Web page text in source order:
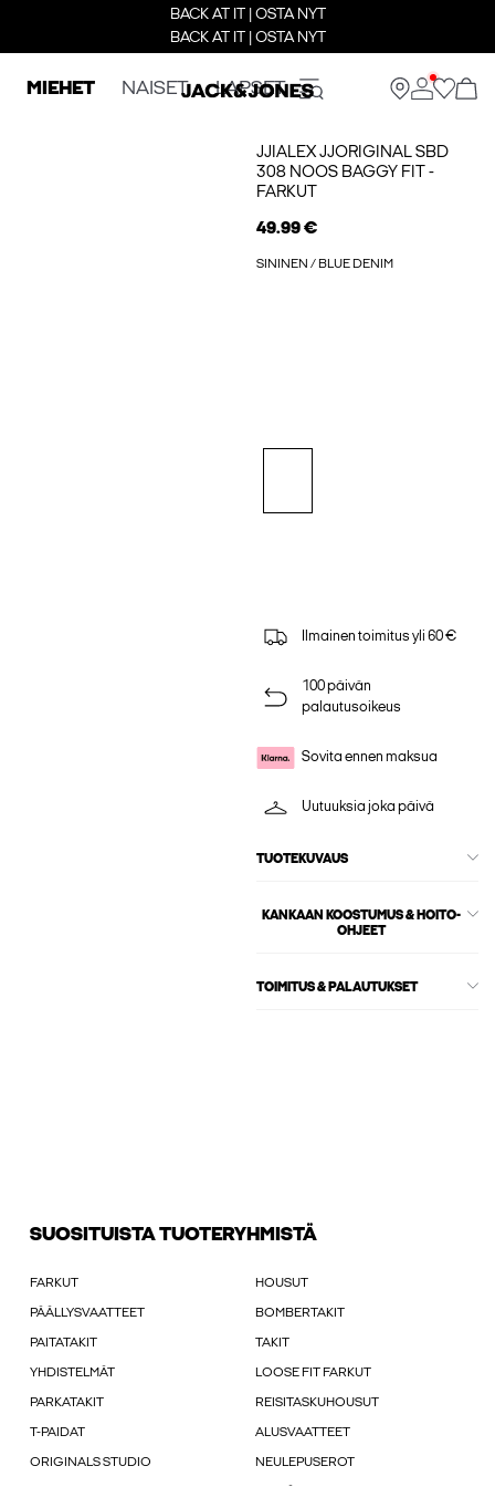
BACK AT IT | OSTA NYT
BACK AT IT | OSTA NYT
MIEHET NAISET LAPSET
JJIALEX JJORIGINAL SBD
308 NOOS BAGGY FIT -
FARKUT
49.99 €
SININEN / BLUE DENIM
Ilmainen toimitus yli 60 €
100 päivän
palautusoikeus
Sovita ennen maksua
Uutuuksia joka päivä
TUOTEKUVAUS
KANKAAN KOOSTUMUS & HOITO-
OHJEET
TOIMITUS & PALAUTUKSET
SUOSITUISTA TUOTERYHMISTÄ
FARKUT HOUSUT
PÄÄLLYSVAATTEET BOMBERTAKIT
PAITATAKIT TAKIT
YHDISTELMÄT LOOSE FIT FARKUT
PARKATAKIT REISITASKUHOUSUT
T-PAIDAT ALUSVAATTEET
ORIGINALS STUDIO NEULEPUSEROT